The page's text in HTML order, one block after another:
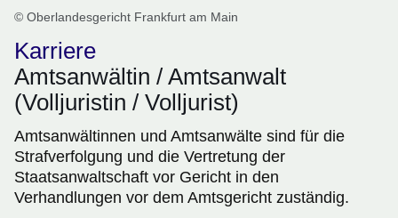
© Oberlandesgericht Frankfurt am Main
Karriere
Amtsanwältin / Amtsanwalt
(Volljuristin / Volljurist)
Amtsanwältinnen und Amtsanwälte sind für die
Strafverfolgung und die Vertretung der
Staatsanwaltschaft vor Gericht in den
Verhandlungen vor dem Amtsgericht zuständig.